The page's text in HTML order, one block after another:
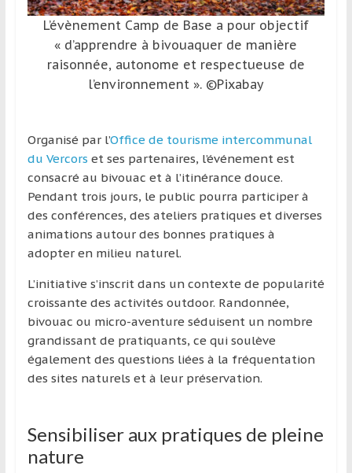
découverte
culturelle
L’évènement Camp de Base a pour objectif
« d’apprendre à bivouaquer de manière
raisonnée, autonome et respectueuse de
l’environnement ». ©Pixabay
Organisé par l’Office de tourisme intercommunal
du Vercors et ses partenaires, l’événement est
consacré au bivouac et à l’itinérance douce.
Pendant trois jours, le public pourra participer à
des conférences, des ateliers pratiques et diverses
animations autour des bonnes pratiques à
adopter en milieu naturel.
L’initiative s’inscrit dans un contexte de popularité
croissante des activités outdoor. Randonnée,
bivouac ou micro-aventure séduisent un nombre
grandissant de pratiquants, ce qui soulève
également des questions liées à la fréquentation
des sites naturels et à leur préservation.
Sensibiliser aux pratiques de pleine
nature